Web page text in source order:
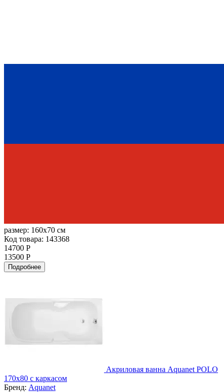
размер: 160x70 см
Код товара: 143368
14700 Р
13500 Р
Подробнее
Акриловая ванна Aquanet POLO
170х80 с каркасом
Бренд: Aquanet